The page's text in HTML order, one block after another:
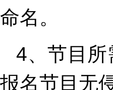
命名。
4、节目
报名节目无